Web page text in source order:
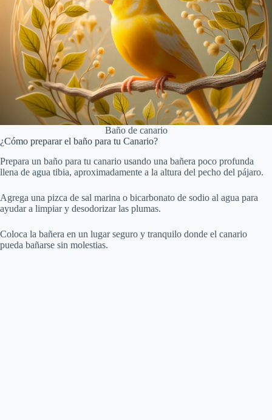
Baño de canario
¿Cómo preparar el baño para tu Canario?
Prepara un baño para tu canario usando una bañera poco profunda
llena de agua tibia, aproximadamente a la altura del pecho del pájaro.
Agrega una pizca de sal marina o bicarbonato de sodio al agua para
ayudar a limpiar y desodorizar las plumas.
Coloca la bañera en un lugar seguro y tranquilo donde el canario
pueda bañarse sin molestias.